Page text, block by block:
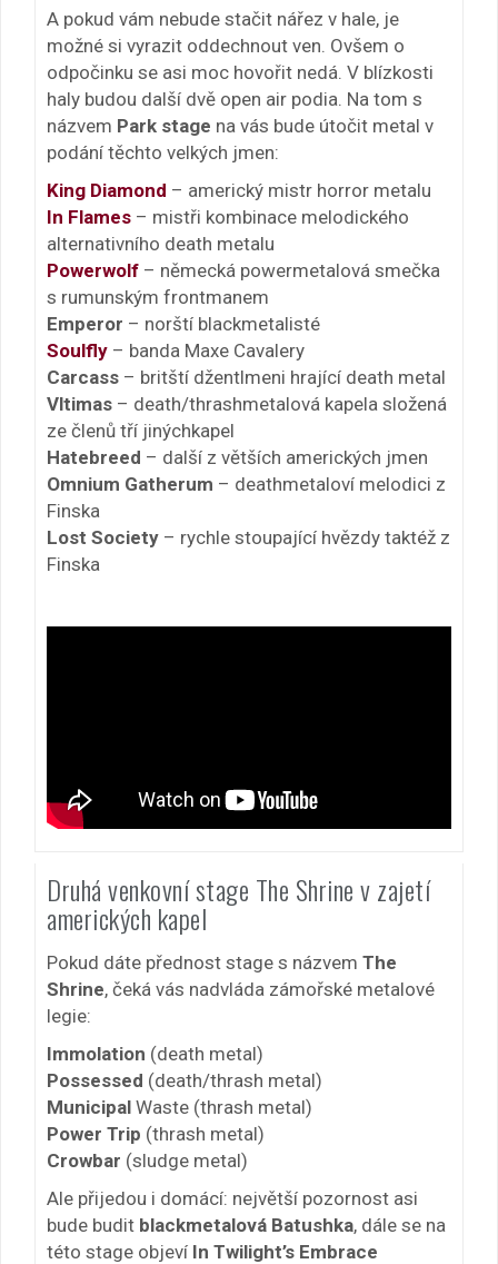
A pokud vám nebude stačit nářez v hale, je
možné si vyrazit oddechnout ven. Ovšem o
odpočinku se asi moc hovořit nedá. V blízkosti
haly budou další dvě open air podia. Na tom s
názvem Park stage na vás bude útočit metal v
podání těchto velkých jmen:
King Diamond – americký mistr horror metalu
In Flames – mistři kombinace melodického
alternativního death metalu
Powerwolf – německá powermetalová smečka
s rumunským frontmanem
Emperor – norští blackmetalisté
Soulfly – banda Maxe Cavalery
Carcass – britští džentlmeni hrající death metal
Vltimas – death/thrashmetalová kapela složená
ze členů tří jinýchkapel
Hatebreed – další z větších amerických jmen
Omnium Gatherum – deathmetaloví melodici z
Finska
Lost Society – rychle stoupající hvězdy taktéž z
Finska
Druhá venkovní stage The Shrine v zajetí
amerických kapel
Pokud dáte přednost stage s názvem The
Shrine, čeká vás nadvláda zámořské metalové
legie:
Immolation (death metal)
Possessed (death/thrash metal)
Municipal Waste (thrash metal)
Power Trip (thrash metal)
Crowbar (sludge metal)
Ale přijedou i domácí: největší pozornost asi
bude budit blackmetalová Batushka, dále se na
této stage objeví In Twilight’s Embrace